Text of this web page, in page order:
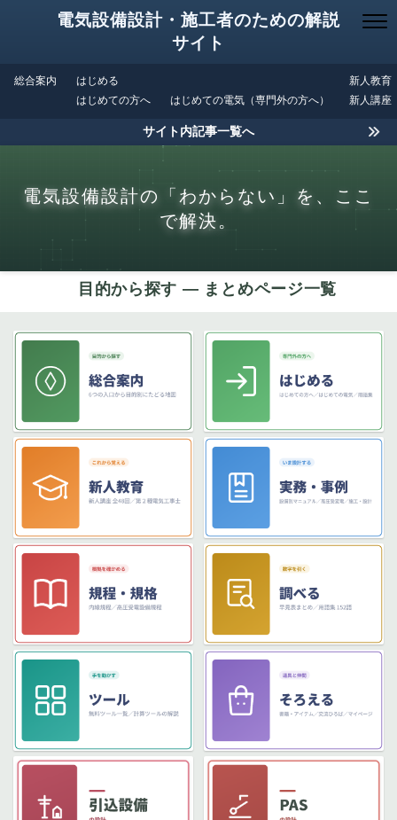
電気設備設計・施工者のための解説
サイト
総合案内
はじめる
はじめての方へ
はじめての電気（専門外の方へ）
新人教育
新人講座
サイト内記事一覧へ
電気設備設計の「わからない」を、ここ
で解決。